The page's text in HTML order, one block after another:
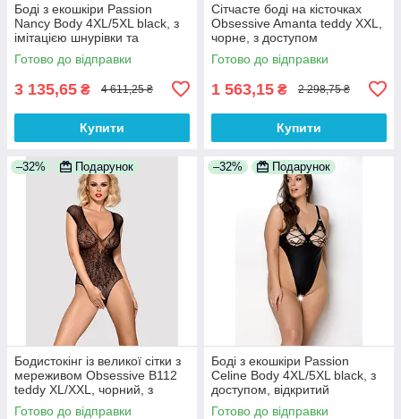
Боді з екошкіри Passion
Nancy Body 4XL/5XL black, з
імітацією шнурівки та
відкритим доступом
Готово до відправки
3 135,65 ₴ 4 611,25 ₴
Купити
Сітчасте боді на кісточках
Obsessive Amanta teddy XXL,
чорне, з доступом
Готово до відправки
1 563,15 ₴ 2 298,75 ₴
Купити
–32% Подарунок
Бодистокінг із великої сітки з
мереживом Obsessive B112
teddy XL/XXL, чорний, з
доступом
Готово до відправки
–32% Подарунок
Боді з екошкіри Passion
Celine Body 4XL/5XL black, з
доступом, відкритий
Готово до відправки